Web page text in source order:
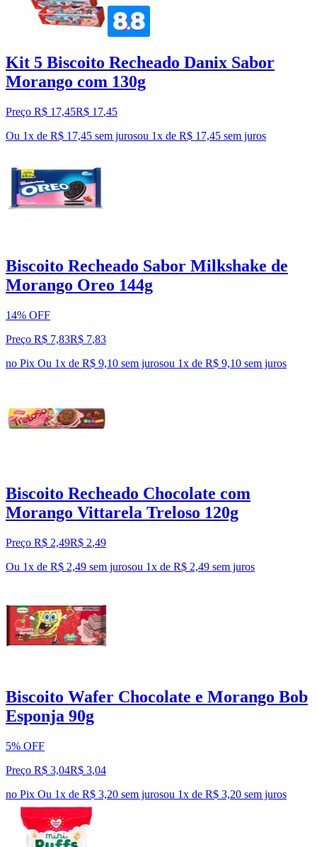
Kit 5 Biscoito Recheado Danix Sabor
Morango com 130g
Preço R$ 17,45R$ 17,45
Ou 1x de R$ 17,45 sem jurosou 1x de R$ 17,45 sem juros
Biscoito Recheado Sabor Milkshake de
Morango Oreo 144g
14% OFF
Preço R$ 7,83R$ 7,83
no Pix Ou 1x de R$ 9,10 sem jurosou 1x de R$ 9,10 sem juros
Biscoito Recheado Chocolate com
Morango Vittarela Treloso 120g
Preço R$ 2,49R$ 2,49
Ou 1x de R$ 2,49 sem jurosou 1x de R$ 2,49 sem juros
Biscoito Wafer Chocolate e Morango Bob
Esponja 90g
5% OFF
Preço R$ 3,04R$ 3,04
no Pix Ou 1x de R$ 3,20 sem jurosou 1x de R$ 3,20 sem juros